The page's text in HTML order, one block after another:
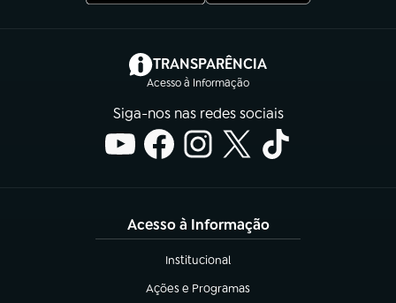
TRANSPARÊNCIA
Acesso à Informação
(abre em nova aba)
Siga-nos nas redes sociais
Acesso à Informação
Institucional
(abre em nova aba)
Ações e Programas
(abre em nova aba)